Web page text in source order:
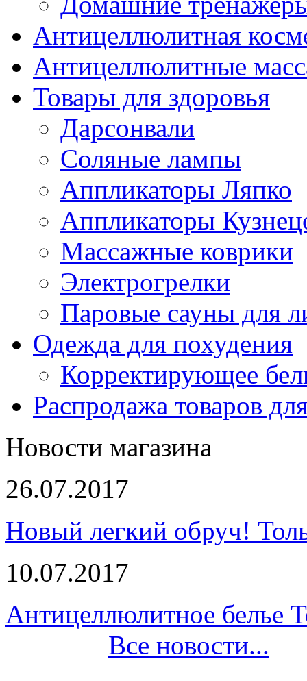
Антицеллюлитная
Антицеллюлитные
Товары для здоровья
Дарсонвали
Соляные лампы
Аппликаторы Ляпко
Аппликаторы
Массажные коврики
Электрогрелки
Паровые сауны для
Одежда для похудения
Корректирующее
Распродажа товаров
Новости магазина
26.07.2017
Новый легкий обруч!
10.07.2017
Антицеллюлитное белье
Все новости...